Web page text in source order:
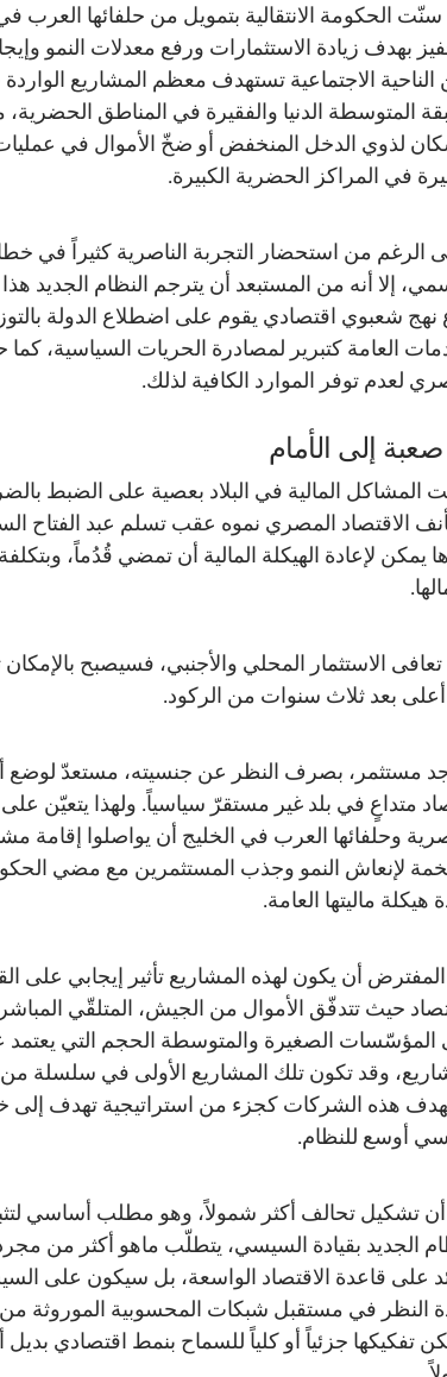
الحكومة الانتقالية بتمويل من حلفائها العرب
بهدف زيادة الاستثمارات ورفع معدلات النمو
الاجتماعية تستهدف معظم المشاريع
المتوسطة الدنيا والفقيرة في المناطق الحضرية،
لذوي الدخل المنخفض أو ضخّ الأموال في
في المراكز الحضرية الكبيرة.
الرغم من استحضار التجربة الناصرية كثيراً في
إلا أنه من المستبعد أن يترجم النظام الجديد
نهج شعبوي اقتصادي يقوم على اضطلاع الدولة
العامة كتبرير لمصادرة الحريات السياسية،
لعدم توفر الموارد الكافية لذلك.
إلى الأمام
المشاكل المالية في البلاد بعصية على الضبط
الاقتصاد المصري نموه عقب تسلم عبد الفتاح
يمكن لإعادة الهيكلة المالية أن تمضي قُدُماً،
تعافى الاستثمار المحلي والأجنبي، فسيصبح
بعد ثلاث سنوات من الركود.
مستثمر، بصرف النظر عن جنسيته، مستعدّ لوضع
متداعٍ في بلد غير مستقرّ سياسياً. ولهذا يتعيّن
وحلفائها العرب في الخليج أن يواصلوا إقامة
لإنعاش النمو وجذب المستثمرين مع مضي
هيكلة ماليتها العامة.
أن يكون لهذه المشاريع تأثير إيجابي على
حيث تتدفّق الأموال من الجيش، المتلقّي المباشر
المؤسّسات الصغيرة والمتوسطة الحجم التي يعتمد
وقد تكون تلك المشاريع الأولى في سلسلة من
هذه الشركات كجزء من استراتيجية تهدف إلى
أوسع للنظام.
تشكيل تحالف أكثر شمولاً، وهو مطلب أساسي
الجديد بقيادة السيسي، يتطلّب ماهو أكثر من
على قاعدة الاقتصاد الواسعة، بل سيكون على
النظر في مستقبل شبكات المحسوبية الموروثة
تفكيكها جزئياً أو كلياً للسماح بنمط اقتصادي